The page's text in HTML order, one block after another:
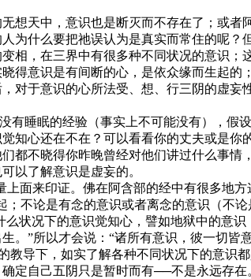
天中，意识也是断灭而不存在了；或者
什么要把祂误认为是真实而常住的呢？
相，在三界中有很多种不同状况的意识
意识是有间断的心，是依众缘而生起的
对于意识的心所法受、想、行三阴的虚
睡眠的经验（事实上不可能没有），假
知心还在不在？可以看看你的丈夫或是
不晓得你昨晚曾经对他们讲过什么事
以了解意识是虚妄的。
来印证。佛在阿含部的经中有很多地
不论是有念的意识或者离念的意识（不
状况下的意识觉知心，譬如地狱中的意
”所以才会说：“诸所有意识，彼一切皆
导下，如实了解各种不同状况下的意识
定自己五阴只是暂时而有──不是永远存